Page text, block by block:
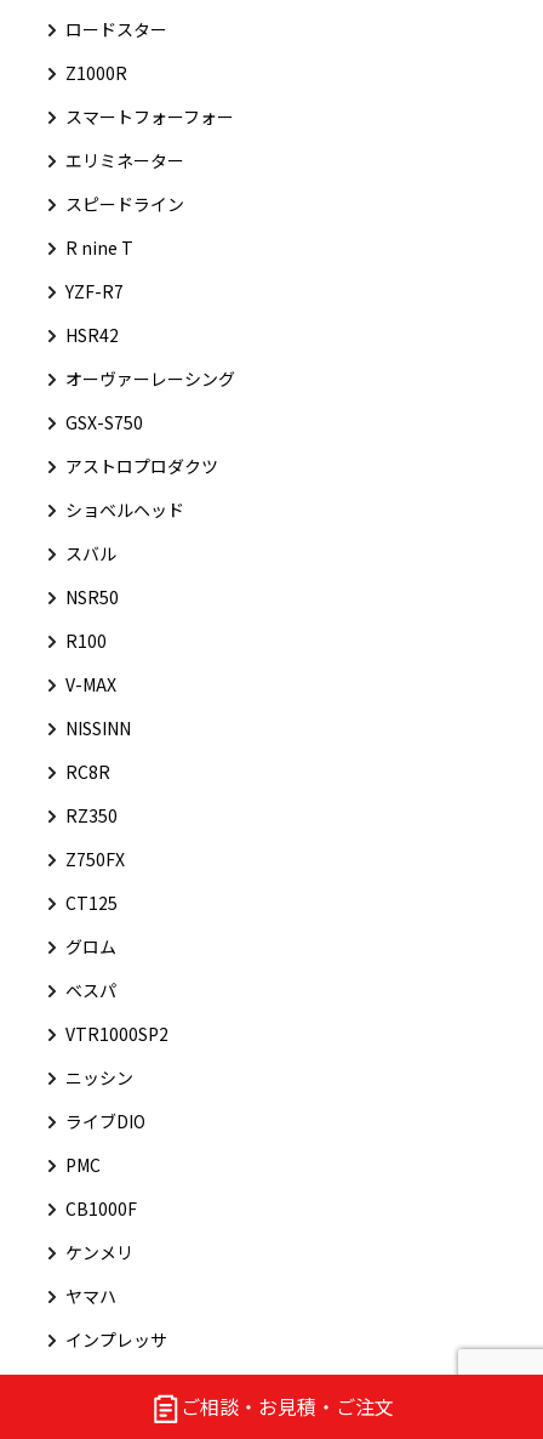
ご相談・お見積・ご注文
ロードスター
Z1000R
スマートフォーフォー
エリミネーター
スピードライン
R nine T
YZF-R7
HSR42
オーヴァーレーシング
GSX-S750
アストロプロダクツ
ショベルヘッド
スバル
NSR50
R100
V-MAX
NISSINN
RC8R
RZ350
Z750FX
CT125
グロム
ベスパ
VTR1000SP2
ニッシン
ライブDIO
PMC
CB1000F
ケンメリ
ヤマハ
インプレッサ